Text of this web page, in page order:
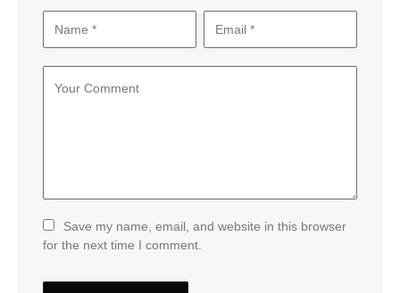
Save my name, email, and website in this browser
for the next time I comment.